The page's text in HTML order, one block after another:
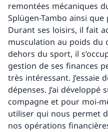
remontées mécaniques
Splügen-Tambo ainsi
Durant ses loisirs, il fait
musculation au poids du
dehors du sport, il
gestion de ses finances
très intéressant. J’essaie
dépenses. J’ai
compagne et pour moi-
utiliser qui nous permet
nos opérations